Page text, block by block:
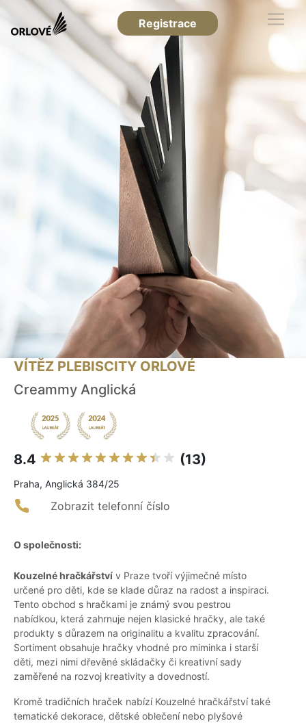
Registrace
VÍTĚZ PLEBISCITY ORLOVÉ
Creammy Anglická
8.4 (13)
Praha, Anglická 384/25
Zobrazit telefonní číslo
O společnosti:
Kouzelné hračkářství v Praze tvoří výjimečné místo
určené pro děti, kde se klade důraz na radost a inspiraci.
Tento obchod s hračkami je známý svou pestrou
nabídkou, která zahrnuje nejen klasické hračky, ale také
produkty s důrazem na originalitu a kvalitu zpracování.
Sortiment obsahuje hračky vhodné pro miminka i starší
děti, mezi nimi dřevěné skládačky či kreativní sady
zaměřené na rozvoj kreativity a dovedností.
Kromě tradičních hraček nabízí Kouzelné hračkářství také
tematické dekorace, dětské oblečení nebo plyšové